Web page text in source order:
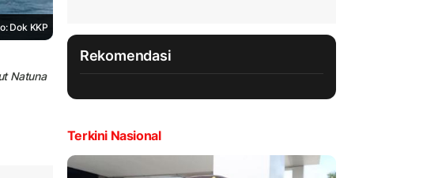
Dok KKP
Natuna
Rekomendasi
Terkini Nasional